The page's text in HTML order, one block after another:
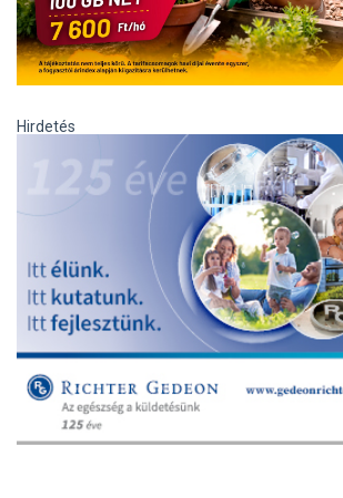
Hirdetés